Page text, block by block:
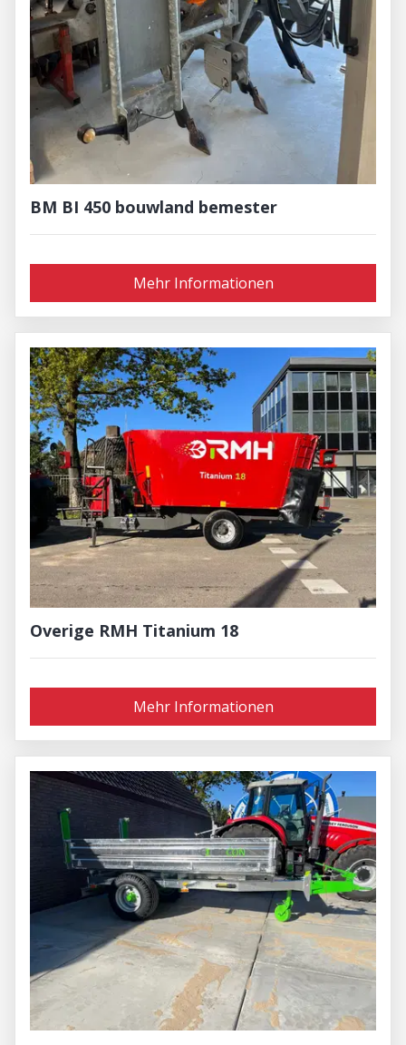
BM BI 450 bouwland bemester
Mehr Informationen
Overige RMH Titanium 18
Mehr Informationen